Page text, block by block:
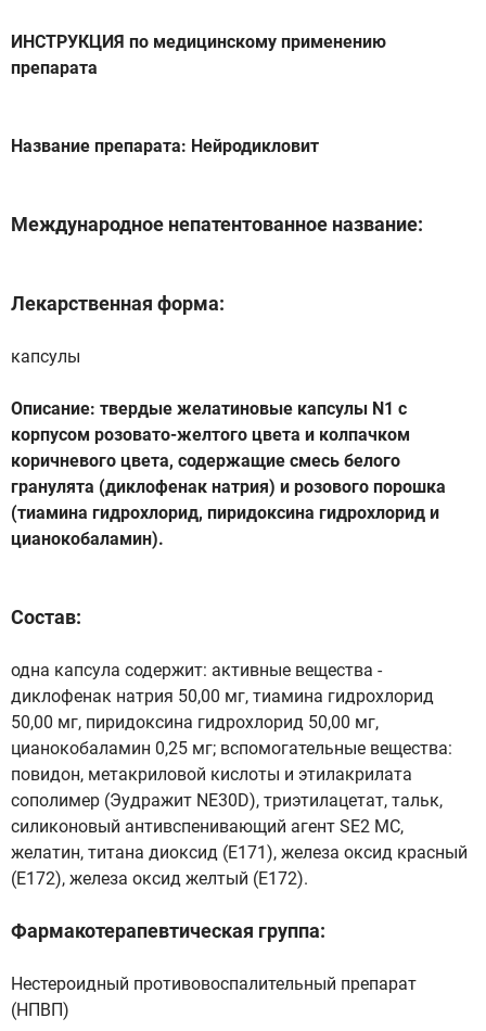
ИНСТРУКЦИЯ по медицинскому применению
препарата
Название препарата: Нейродикловит
Международное непатентованное название:
Лекарственная форма:
капсулы
Описание: твердые желатиновые капсулы N1 с
корпусом розовато-желтого цвета и колпачком
коричневого цвета, содержащие смесь белого
гранулята (диклофенак натрия) и розового порошка
(тиамина гидрохлорид, пиридоксина гидрохлорид и
цианокобаламин).
Состав:
одна капсула содержит: активные вещества -
диклофенак натрия 50,00 мг, тиамина гидрохлорид
50,00 мг, пиридоксина гидрохлорид 50,00 мг,
цианокобаламин 0,25 мг; вспомогательные вещества:
повидон, метакриловой кислоты и этилакрилата
сополимер (Эудражит NE30D), триэтилацетат, тальк,
силиконовый антивспенивающий агент SE2 МС,
желатин, титана диоксид (Е171), железа оксид красный
(Е172), железа оксид желтый (Е172).
Фармакотерапевтическая группа:
Нестероидный противовоспалительный препарат
(НПВП)